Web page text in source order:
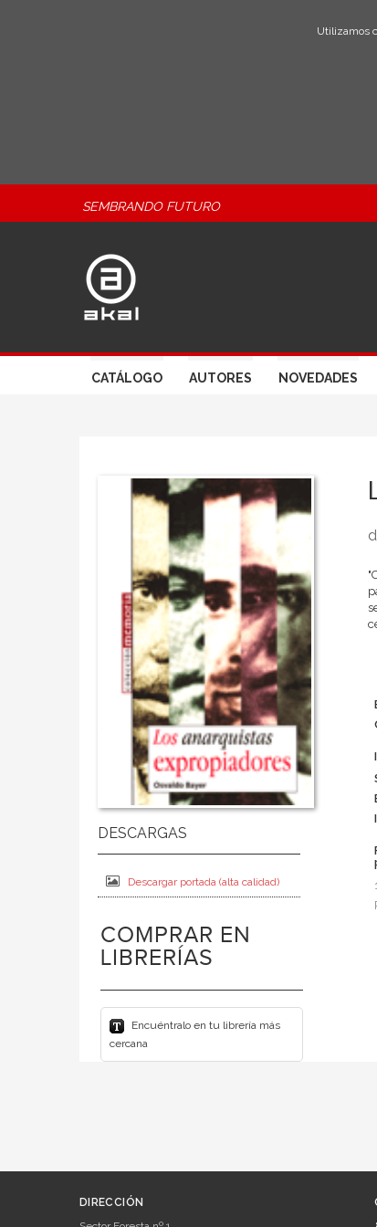
Utilizamos
SEMBRANDO FUTURO
CATÁLOGO AUTORES NOVEDADES
Descargar portada (alta calidad)
COMPRAR EN
LIBRERÍAS
Encuéntralo en tu librería más
cercana
DIRECCIÓN